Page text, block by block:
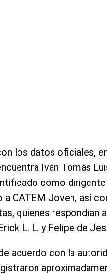
los datos oficiales,
Iván Tomás
como dirigente
a CATEM Joven, así
quienes respondían
L. L. y Felipe de
acuerdo con la